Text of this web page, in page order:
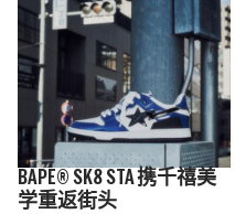
BAPE® SK8 STA 携千禧美
学重返街头